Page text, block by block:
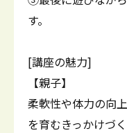
す。
[講座の魅力]
【親子】
柔軟性や体力の向
を育むきっかけづ